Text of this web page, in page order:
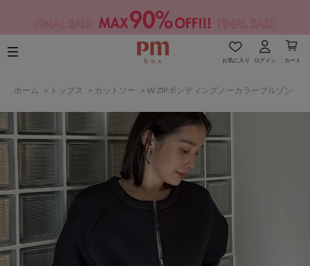
お気に入り ログイン カート
ホーム > トップス > カットソー > W ZIPボンディングノーカラーブルゾン